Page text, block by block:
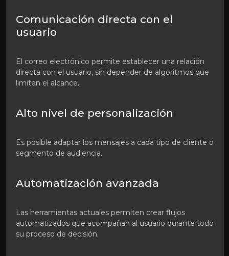
Comunicación directa con el
usuario
El correo electrónico permite establecer una relación
directa con el usuario, sin depender de algoritmos que
limiten el alcance.
Alto nivel de personalización
Es posible adaptar los mensajes a cada tipo de cliente o
segmento de audiencia.
Automatización avanzada
Las herramientas actuales permiten crear flujos
automatizados que acompañan al usuario durante todo
su proceso de decisión.